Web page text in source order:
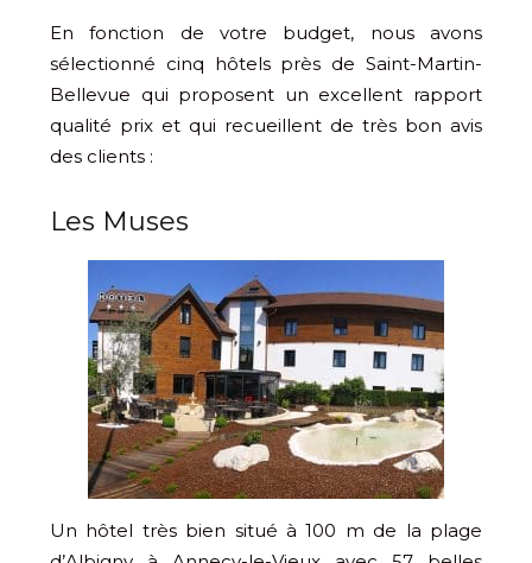
En fonction de votre budget, nous avons
sélectionné cinq hôtels près de Saint-Martin-
Bellevue qui proposent un excellent rapport
qualité prix et qui recueillent de très bon avis
des clients :
Les Muses
Un hôtel très bien situé à 100 m de la plage